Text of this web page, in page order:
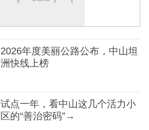
2026年度美丽公路公布，中山坦
洲快线上榜
试点一年，看中山这几个活力小
区的“善治密码”→